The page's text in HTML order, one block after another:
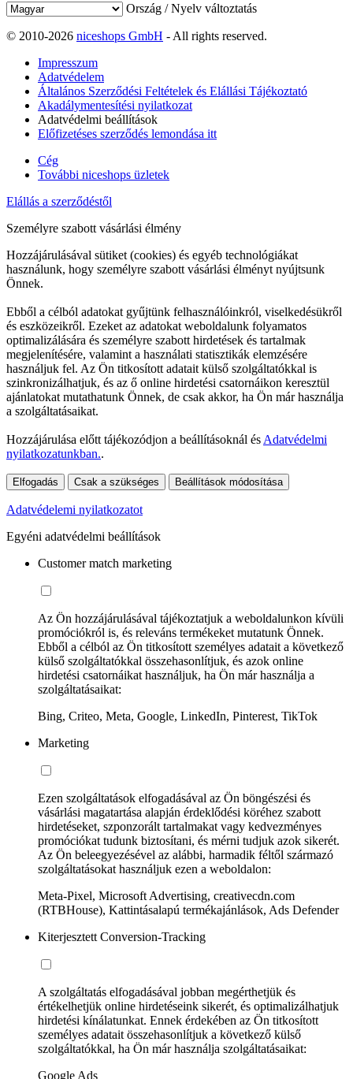
Ország / Nyelv változtatás
© 2010-2026 niceshops GmbH - All rights reserved.
Impresszum
Adatvédelem
Általános Szerződési Feltételek és Elállási Tájékoztató
Akadálymentesítési nyilatkozat
Adatvédelmi beállítások
Előfizetéses szerződés lemondása itt
Cég
További niceshops üzletek
Elállás a szerződéstől
Személyre szabott vásárlási élmény
Hozzájárulásával sütiket (cookies) és egyéb technológiákat
használunk, hogy személyre szabott vásárlási élményt nyújtsunk
Önnek.
Ebből a célból adatokat gyűjtünk felhasználóinkról, viselkedésükről
és eszközeikről. Ezeket az adatokat weboldalunk folyamatos
optimalizálására és személyre szabott hirdetések és tartalmak
megjelenítésére, valamint a használati statisztikák elemzésére
használjuk fel. Az Ön titkosított adatait külső szolgáltatókkal is
szinkronizálhatjuk, és az ő online hirdetési csatornáikon keresztül
ajánlatokat mutathatunk Önnek, de csak akkor, ha Ön már használja
a szolgáltatásaikat.
Hozzájárulása előtt tájékozódjon a beállításoknál és Adatvédelmi
nyilatkozatunkban..
Elfogadás Csak a szükséges Beállítások módosítása
Adatvédelemi nyilatkozatot
Egyéni adatvédelmi beállítások
Customer match marketing
Az Ön hozzájárulásával tájékoztatjuk a weboldalunkon kívüli
promóciókról is, és releváns termékeket mutatunk Önnek.
Ebből a célból az Ön titkosított személyes adatait a következő
külső szolgáltatókkal összehasonlítjuk, és azok online
hirdetési csatornáikat használjuk, ha Ön már használja a
szolgáltatásaikat:
Bing, Criteo, Meta, Google, LinkedIn, Pinterest, TikTok
Marketing
Ezen szolgáltatások elfogadásával az Ön böngészési és
vásárlási magatartása alapján érdeklődési köréhez szabott
hirdetéseket, szponzorált tartalmakat vagy kedvezményes
promóciókat tudunk biztosítani, és mérni tudjuk azok sikerét.
Az Ön beleegyezésével az alábbi, harmadik féltől származó
szolgáltatásokat használjuk ezen a weboldalon:
Meta-Pixel, Microsoft Advertising, creativecdn.com
(RTBHouse), Kattintásalapú termékajánlások, Ads Defender
Kiterjesztett Conversion-Tracking
A szolgáltatás elfogadásával jobban megérthetjük és
értékelhetjük online hirdetéseink sikerét, és optimalizálhatjuk
hirdetési kínálatunkat. Ennek érdekében az Ön titkosított
személyes adatait összehasonlítjuk a következő külső
szolgáltatókkal, ha Ön már használja szolgáltatásaikat:
Google Ads